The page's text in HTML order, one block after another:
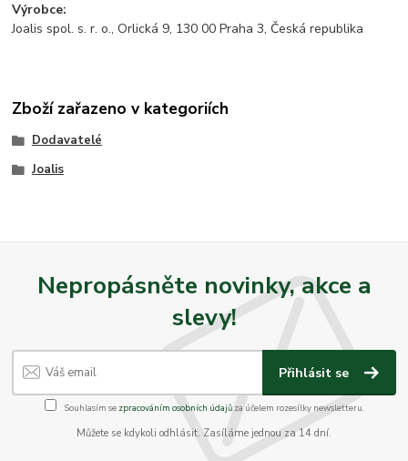
Výrobce:
Joalis spol. s. r. o., Orlická 9, 130 00 Praha 3, Česká republika
Zboží zařazeno v kategoriích
Dodavatelé
Joalis
Nepropásněte novinky, akce a
slevy!
Přihlásit se
Souhlasím se zpracováním osobních údajůza účelem rozesílky newsletteru.
Můžete se kdykoli odhlásit. Zasíláme jednou za 14 dní.